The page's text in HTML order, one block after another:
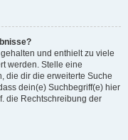
und enthielt zu viele
werden. Stelle eine
die dir die erweiterte Suche
dein(e) Suchbegriff(e) hier
die Rechtschreibung der